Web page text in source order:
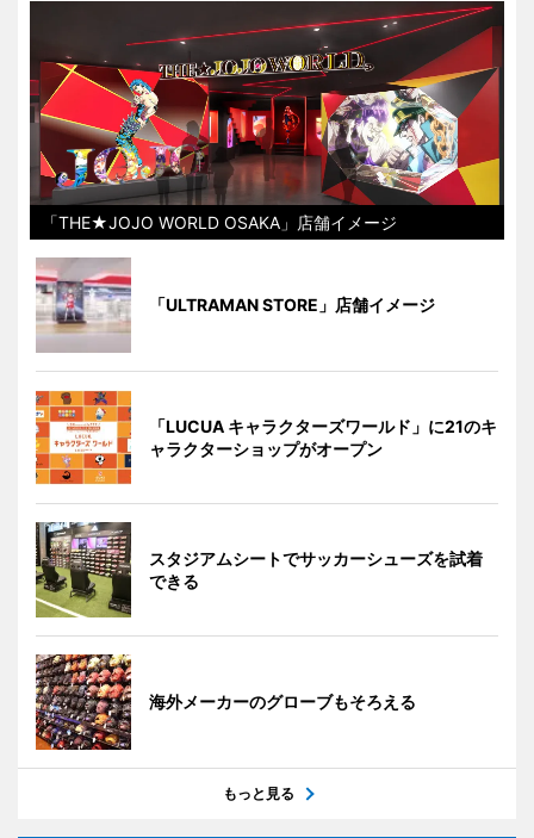
「THE★JOJO WORLD OSAKA」店舗イメージ
「ULTRAMAN STORE」店舗イメージ
「LUCUA キャラクターズワールド」に21のキ
ャラクターショップがオープン
スタジアムシートでサッカーシューズを試着
できる
海外メーカーのグローブもそろえる
もっと見る